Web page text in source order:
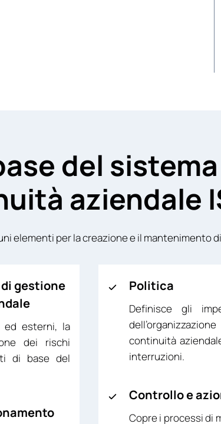
del
aziendale
elementi per la creazione e il
gestione
ed esterni, la
dei rischi
di base del
Politica
Definisce gli
continuità
interruzioni.
Controllo e
Copre i processi di